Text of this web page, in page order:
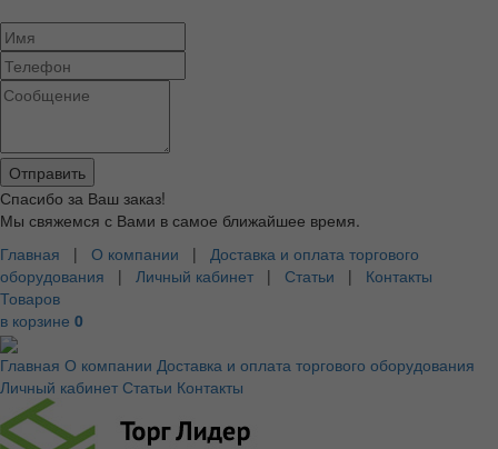
Спасибо за Ваш заказ!
Мы свяжемся с Вами в самое ближайшее время.
Главная | О компании | Доставка и оплата торгового
оборудования | Личный кабинет | Статьи | Контакты
Товаров
в корзине 0
Главная О компании Доставка и оплата торгового оборудования
Личный кабинет Статьи Контакты